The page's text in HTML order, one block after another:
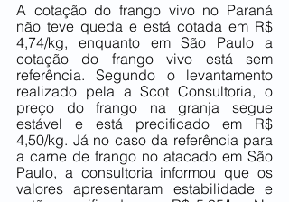
A cotação do frango vivo no Paraná
não teve queda e está cotada em R$
4,74/kg, enquanto em São Paulo a
cotação do frango vivo está sem
referência. Segundo o levantamento
realizado pela a Scot Consultoria, o
preço do frango na granja segue
estável e está precificado em R$
4,50/kg. Já no caso da referência para
a carne de frango no atacado em São
Paulo, a consultoria informou que os
valores apresentaram estabilidade e